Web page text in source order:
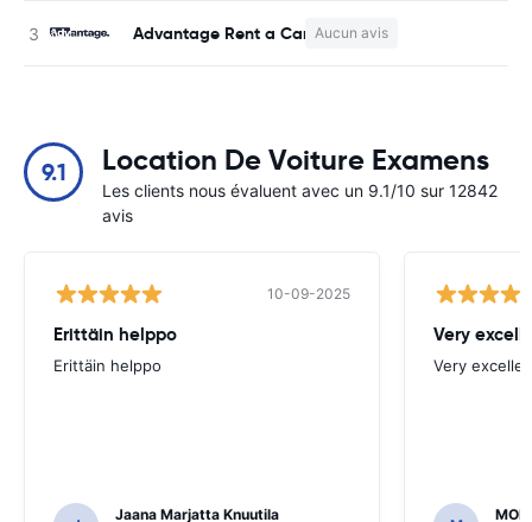
Advantage Rent a Car Aucun avis
9.1 Location De Voiture Examens
Les clients nous évaluent avec un 9.1/10 sur 12842
avis
10-09-2025
Erittäin helppo
Erittäin helppo
Jaana Marjatta Knuutila
Very
Very